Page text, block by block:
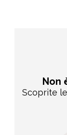
Non
Scoprite